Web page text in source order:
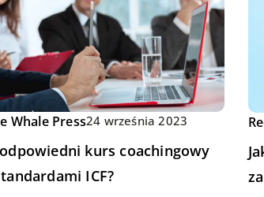
Whale Press24 września 2023
kurs coachingowy
ICF?